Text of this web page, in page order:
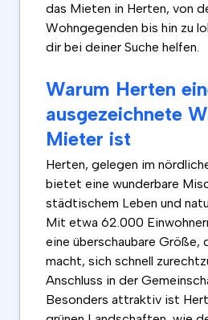
das Mieten in Herten, von
Wohngegenden bis hin zu
dir bei deiner Suche helfen.
Warum Herten
ausgezeichnete
Mieter ist
Herten, gelegen im
bietet eine wunderbare
städtischem Leben und
Mit etwa 62.000
eine überschaubare Größe,
macht, sich schnell
Anschluss in der
Besonders attraktiv ist